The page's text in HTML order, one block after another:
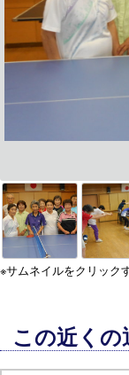
※サムネイルをクリック
この近く